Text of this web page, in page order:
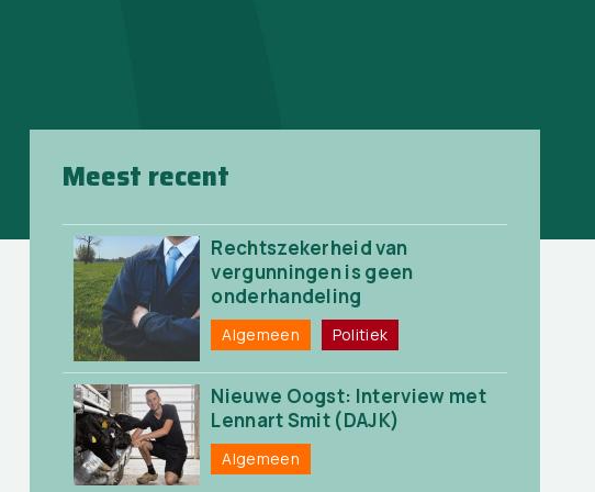
Meest recent
Rechtszekerheid van
vergunningen is geen
onderhandeling
Algemeen Politiek
Nieuwe Oogst: Interview met
Lennart Smit (DAJK)
Algemeen